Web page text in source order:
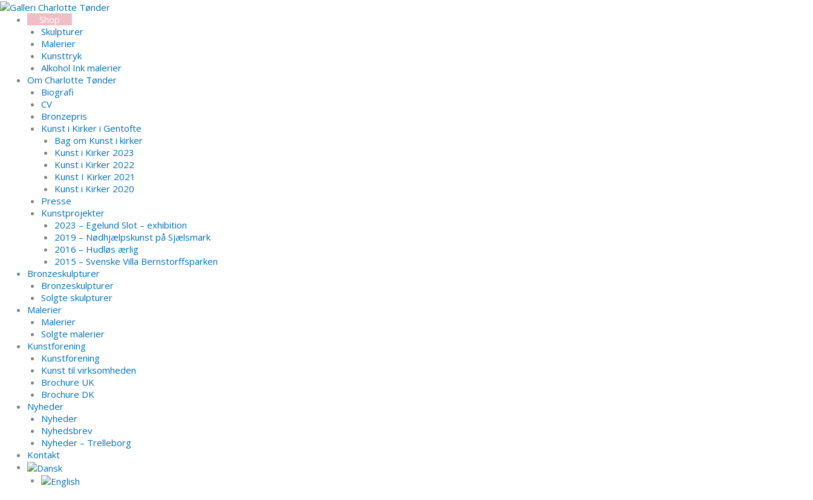
Gå
indholdet
Shop
Skulpturer
Malerier
Kunsttryk
Alkohol Ink malerier
Om Charlotte Tønder
Biografi
CV
Bronzepris
Kunst i Kirker i Gentofte
Bag om Kunst i kirker
Kunst i Kirker 2023
Kunst i Kirker 2022
Kunst I Kirker 2021
Kunst i Kirker 2020
Presse
Kunstprojekter
2023 – Egelund Slot – exhibition
2019 – Nødhjælpskunst på Sjælsmark
2016 – Hudløs ærlig
2015 – Svenske Villa Bernstorffsparken
Bronzeskulpturer
Bronzeskulpturer
Solgte skulpturer
Malerier
Malerier
Solgte malerier
Kunstforening
Kunstforening
Kunst til virksomheden
Brochure UK
Brochure DK
Nyheder
Nyheder
Nyhedsbrev
Nyheder – Trelleborg
Kontakt
Search...